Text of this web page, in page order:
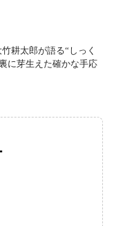
耕太郎が語る“しっく
に芽生えた確かな手応